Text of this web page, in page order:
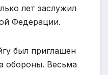
лет заслужил
Федерации.
был приглашен
обороны. Весьма